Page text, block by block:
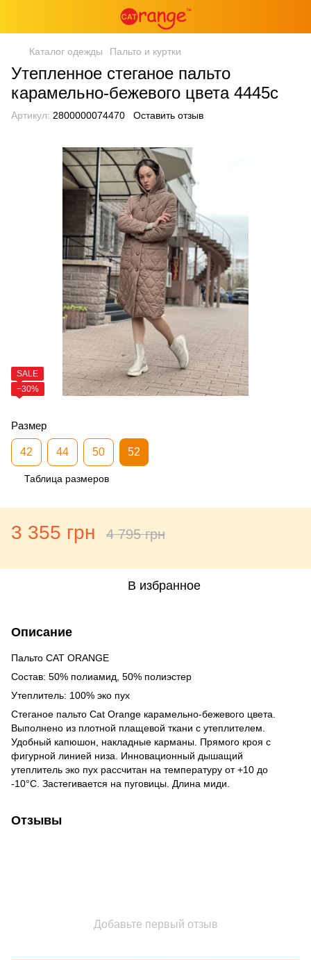
Каталог одежды Пальто и куртки
Утепленное стеганое пальто
карамельно-бежевого цвета 4445с
Артикул: 2800000074470 Оставить отзыв
SALE
−30%
Размер
42 44 50 52
Таблица размеров
3 355 грн 4 795 грн
В избранное
Описание
Пальто CAT ORANGE
Состав: 50% полиамид, 50% полиэстер
Утеплитель: 100% эко пух
Стеганое пальто Cat Orange карамельно-бежевого цвета.
Выполнено из плотной плащевой ткани с утеплителем.
Удобный капюшон, накладные карманы. Прямого кроя с
фигурной линией низа. Инновационный дышащий
утеплитель эко пух рассчитан на температуру от +10 до
-10°C. Застегивается на пуговицы. Длина миди.
Отзывы
Добавьте первый отзыв